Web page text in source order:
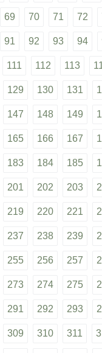
69 70 71 72
91 92 93 94
111 112 113
129 130 131
147 148 149
165 166 167
183 184 185
201 202 203
219 220 221
237 238 239
255 256 257
273 274 275
291 292 293
309 310 311